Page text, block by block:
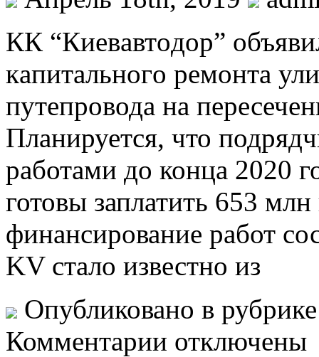
КК “Киeвaвтoдoр”
кaпитaльнoгo ремонта
путепровода на
Планируется, что
работами до конца 2020
готовы заплатить 653
финансирование работ
KV стало известно из
Опубликовано в
Комментарии отключены